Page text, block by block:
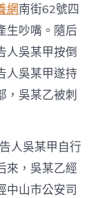
網南街62號四
生吵嘴。隨后
人吳某甲按倒
人吳某甲遂持
，吳某乙被刺
人吳某甲自行
來，吳某乙經
中山市公安司